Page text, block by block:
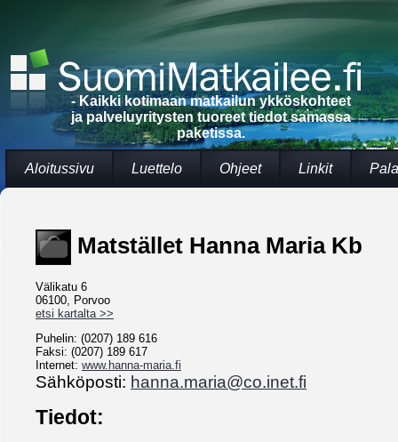
- Kaikki kotimaan matkailun ykköskohteet
ja palveluyritysten tuoreet tiedot samassa
paketissa.
Aloitussivu Luettelo Ohjeet Linkit
Matstället Hanna Maria Kb
Välikatu 6
06100, Porvoo
etsi kartalta >>
Puhelin: (0207) 189 616
Faksi: (0207) 189 617
Internet: www.hanna-maria.fi
Sähköposti: hanna.maria@co.inet.fi
Tiedot: